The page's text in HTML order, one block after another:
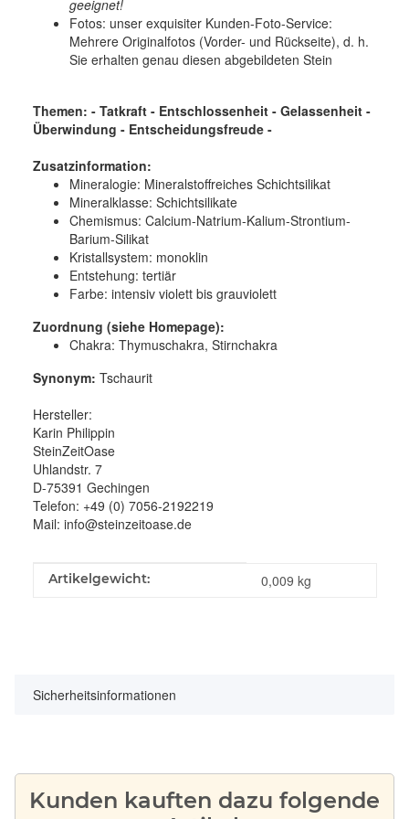
geeignet!
Fotos: unser exquisiter Kunden-Foto-Service:
Mehrere Originalfotos (Vorder- und Rückseite), d. h.
Sie erhalten genau diesen abgebildeten Stein
Themen: - Tatkraft - Entschlossenheit - Gelassenheit -
Überwindung - Entscheidungsfreude -
Zusatzinformation:
Mineralogie: Mineralstoffreiches Schichtsilikat
Mineralklasse: Schichtsilikate
Chemismus: Calcium-Natrium-Kalium-Strontium-
Barium-Silikat
Kristallsystem: monoklin
Entstehung: tertiär
Farbe: intensiv violett bis grauviolett
Zuordnung (siehe Homepage):
Chakra: Thymuschakra, Stirnchakra
Synonym: Tschaurit
Hersteller:
Karin Philippin
SteinZeitOase
Uhlandstr. 7
D-75391 Gechingen
Telefon: +49 (0) 7056-2192219
Mail: info@steinzeitoase.de
Produkteigenschaft
Wert
Artikelgewicht: 0,009 kg
Sicherheitsinformationen
Kunden kauften dazu folgende